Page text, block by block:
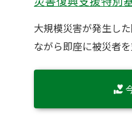
大規模災害が発生し
ながら即座に被災者